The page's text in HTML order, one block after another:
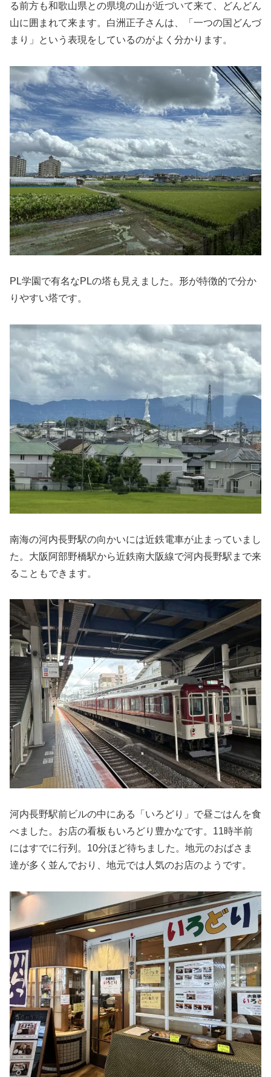
る前方も和歌山県との県境の山が近づいて来て、どんどん
山に囲まれて来ます。白洲正子さんは、「一つの国どんづ
まり」という表現をしているのがよく分かります。
PL学園で有名なPLの塔も見えました。形が特徴的で分か
りやすい塔です。
南海の河内長野駅の向かいには近鉄電車が止まっていまし
た。大阪阿部野橋駅から近鉄南大阪線で河内長野駅まで来
ることもできます。
河内長野駅前ビルの中にある「いろどり」で昼ごはんを食
べました。お店の看板もいろどり豊かなです。11時半前
にはすでに行列。10分ほど待ちました。地元のおばさま
達が多く並んでおり、地元では人気のお店のようです。